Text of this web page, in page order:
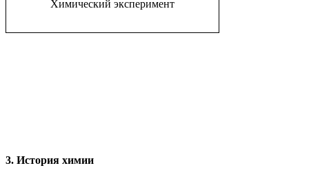
Химический эксперимент
3. История химии